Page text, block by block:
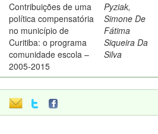
Contribuições de uma
política compensatória
no município de
Curitiba: o programa
comunidade escola –
2005-2015
Pyziak,
Simone De
Fátima
Siqueira Da
Silva